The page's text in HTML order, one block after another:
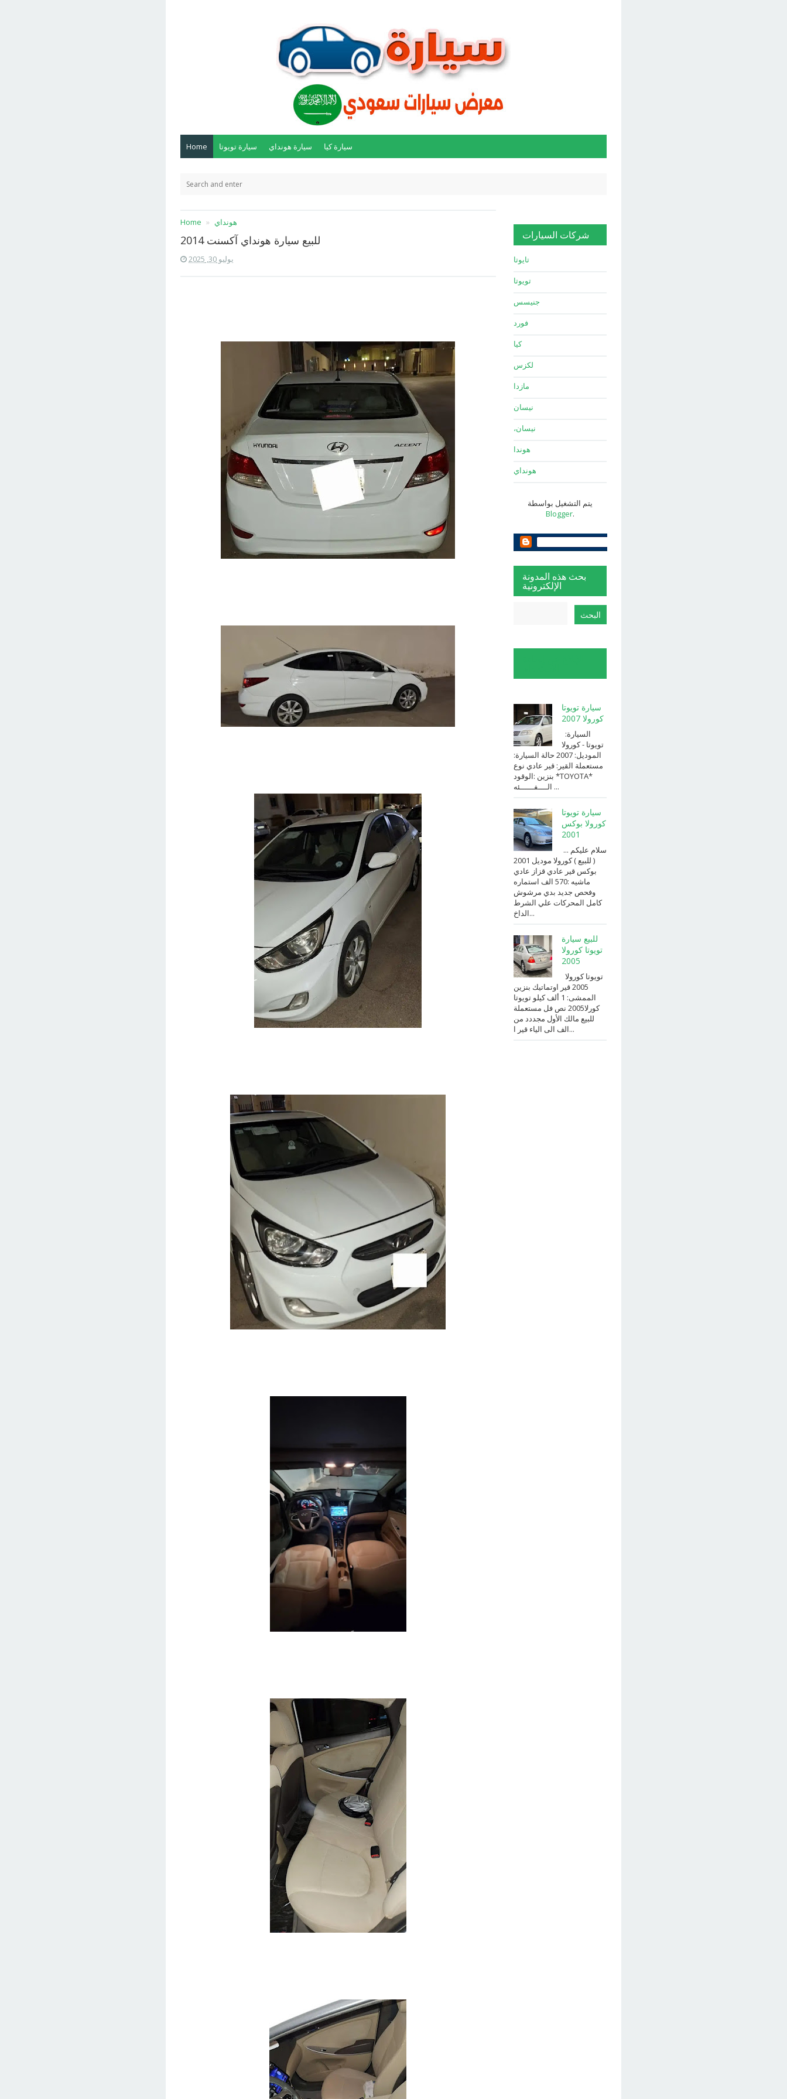
Home سيارة تويوتا سيارة هونداي سيارة كيا
Home هونداي
للبيع سيارة هونداي آكسنت 2014
يوليو 30, 2025
شركات السيارات
تايوتا
تويوتا
جنيسس
فورد
كيا
لكزس
مازدا
نيسان
نيسان،
هوندا
هونداي
يتم التشغيل بواسطة
Blogger.
بحث هذه المدونة
الإلكترونية
سيارة تويوتا
كورولا 2007
⁨تويوتا⁩ - ⁨كورولا⁩
الموديل: ⁨2007⁩ حالة السيارة:
⁨مستعملة⁩ القير: ⁨قير عادي⁩ نوع
الوقود: ⁨بنزين⁩ *TOYOTA*
الــــفــــــئه ...
سيارة تويوتا
كورولا بوكس
2001
سلام عليكم ...
( للبيع ) كورولا موديل 2001
بوكس قير عادي قزاز عادي
ماشيه :570 الف استماره
وفحص جديد بدي مرشوش
كامل المحركات علي الشرط
الداخ...
للبيع سيارة
تويوتا كورولا
2005
2005 قير اوتماتيك بنزين
الممشى: 1 ألف كيلو تويوتا
كورلا2005 نص فل مستعملة
للبيع مالك الأول مجددد من
الف الى الياء قير ا...